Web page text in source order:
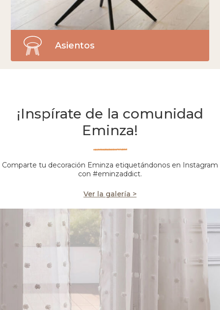
Asientos
¡Inspírate de la comunidad
Eminza!
Comparte tu decoración Eminza etiquetándonos en Instagram
con #eminzaddict.
Ver la galería >